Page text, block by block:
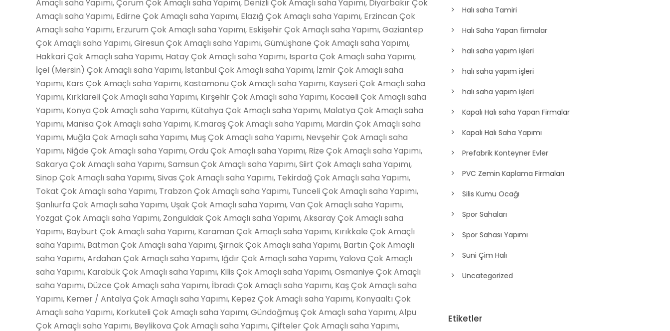
Halı saha Tamiri
Halı Saha Yapan firmalar
halı saha yapım işleri
halı saha yapım işleri
halı saha yapım işleri
Kapalı Halı saha Yapan Firmalar
Kapalı Halı Saha Yapımı
Prefabrik Konteyner Evler
PVC Zemin Kaplama Firmaları
Silis Kumu Ocağı
Spor Sahaları
Spor Sahası Yapımı
Suni Çim Halı
Uncategorized
Etiketler